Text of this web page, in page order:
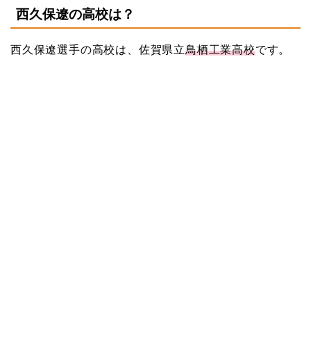
西久保遼の高校は？
西久保遼選手の高校は、佐賀県立鳥栖工業高校です。